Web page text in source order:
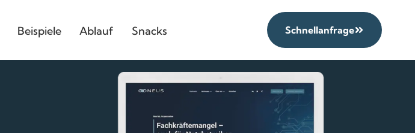
Beispiele Ablauf Snacks Schnellanfrage